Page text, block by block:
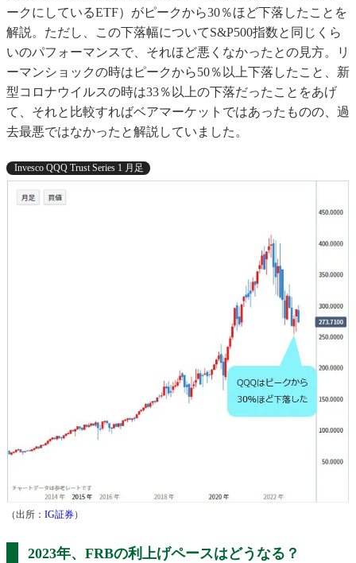
ークにしているETF）がピークから30％ほど下落したことを
解説。ただし、この下落幅についてS&P500指数と同じくら
いのパフォーマンスで、それほど悪くなかったとの見方。リ
ーマンショックの時はピークから50％以上下落したこと、新
型コロナウイルスの時は33％以上の下落だったことをあげ
て、それと比較すればベアマーケットではあったものの、過
去最悪ではなかったと解説していました。
Invesco QQQ Trust Series 1 月足
（出所： IG証券）
2023年、FRBの利上げペースはどうなる？